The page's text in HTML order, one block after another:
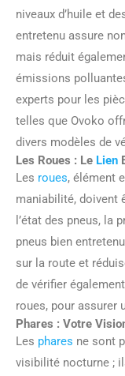
niveaux d’huile et
entretenu assure
mais réduit
émissions
experts pour les
telles que Ovoko
divers modèles de
Les Roues : Le Lien
Les roues, élément
maniabilité, doivent
l’état des pneus, la
pneus bien
sur la route et
de vérifier
roues, pour assurer
Phares : Votre
Les phares ne sont
visibilité nocturne ;